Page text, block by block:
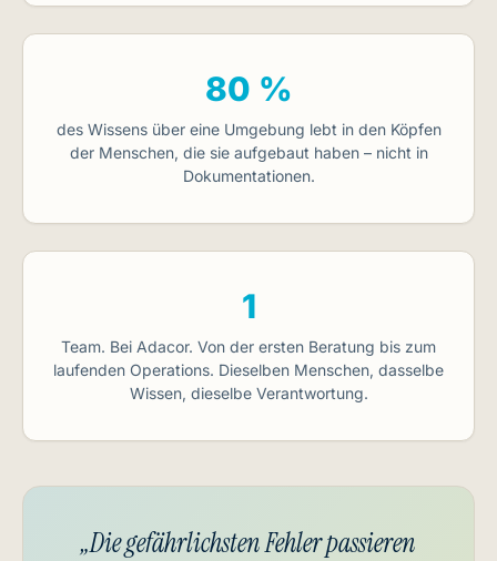
80 %
des Wissens über eine Umgebung lebt in den Köpfen
der Menschen, die sie aufgebaut haben – nicht in
Dokumentationen.
1
Team. Bei Adacor. Von der ersten Beratung bis zum
laufenden Operations. Dieselben Menschen, dasselbe
Wissen, dieselbe Verantwortung.
„Die gefährlichsten Fehler passieren